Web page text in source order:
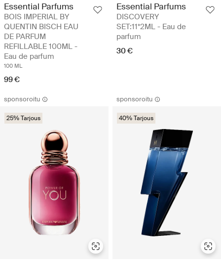
Essential Parfums
BOIS IMPERIAL BY
QUENTIN BISCH EAU
DE PARFUM
REFILLABLE 100ML -
Eau de parfum
100 ML
99 €
Essential Parfums
DISCOVERY
SET:11*2ML - Eau de
parfum
30 €
sponsoroitu
25% Tarjous
sponsoroitu
40% Tarjous